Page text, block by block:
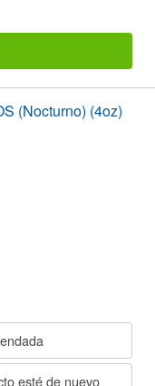
esté de nuevo